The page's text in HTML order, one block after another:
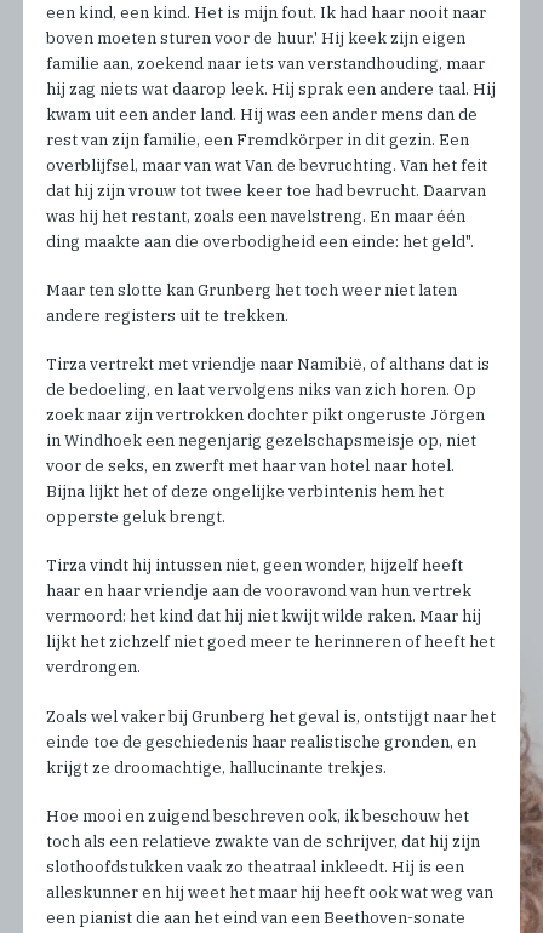
een kind, een kind. Het is mijn fout. Ik had haar nooit naar
boven moeten sturen voor de huur.' Hij keek zijn eigen
familie aan, zoekend naar iets van verstandhouding, maar
hij zag niets wat daarop leek. Hij sprak een andere taal. Hij
kwam uit een ander land. Hij was een ander mens dan de
rest van zijn familie, een Fremdkörper in dit gezin. Een
overblijfsel, maar van wat Van de bevruchting. Van het feit
dat hij zijn vrouw tot twee keer toe had bevrucht. Daarvan
was hij het restant, zoals een navelstreng. En maar één
ding maakte aan die overbodigheid een einde: het geld".
Maar ten slotte kan Grunberg het toch weer niet laten
andere registers uit te trekken.
Tirza vertrekt met vriendje naar Namibië, of althans dat is
de bedoeling, en laat vervolgens niks van zich horen. Op
zoek naar zijn vertrokken dochter pikt ongeruste Jörgen
in Windhoek een negenjarig gezelschapsmeisje op, niet
voor de seks, en zwerft met haar van hotel naar hotel.
Bijna lijkt het of deze ongelijke verbintenis hem het
opperste geluk brengt.
Tirza vindt hij intussen niet, geen wonder, hijzelf heeft
haar en haar vriendje aan de vooravond van hun vertrek
vermoord: het kind dat hij niet kwijt wilde raken. Maar hij
lijkt het zichzelf niet goed meer te herinneren of heeft het
verdrongen.
Zoals wel vaker bij Grunberg het geval is, ontstijgt naar het
einde toe de geschiedenis haar realistische gronden, en
krijgt ze droomachtige, hallucinante trekjes.
Hoe mooi en zuigend beschreven ook, ik beschouw het
toch als een relatieve zwakte van de schrijver, dat hij zijn
slothoofdstukken vaak zo theatraal inkleedt. Hij is een
alleskunner en hij weet het maar hij heeft ook wat weg van
een pianist die aan het eind van een Beethoven-sonate